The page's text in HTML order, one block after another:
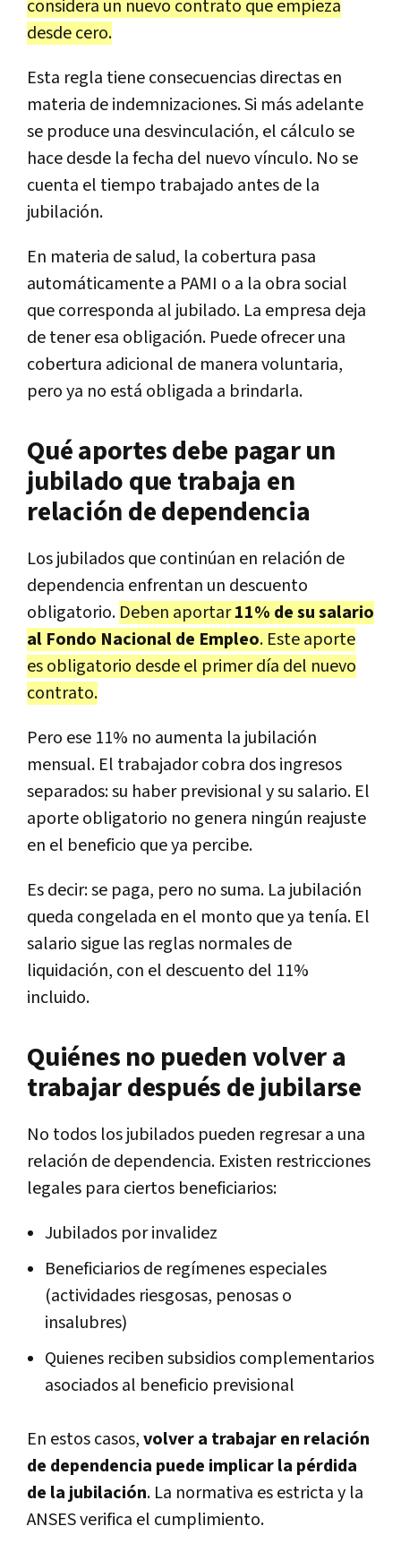
considera un nuevo contrato que empieza
desde cero.
Esta regla tiene consecuencias directas en
materia de indemnizaciones. Si más adelante
se produce una desvinculación, el cálculo se
hace desde la fecha del nuevo vínculo. No se
cuenta el tiempo trabajado antes de la
jubilación.
En materia de salud, la cobertura pasa
automáticamente a PAMI o a la obra social
que corresponda al jubilado. La empresa deja
de tener esa obligación. Puede ofrecer una
cobertura adicional de manera voluntaria,
pero ya no está obligada a brindarla.
Qué aportes debe pagar un
jubilado que trabaja en
relación de dependencia
Los jubilados que continúan en relación de
dependencia enfrentan un descuento
obligatorio. Deben aportar11% de su salario
al Fondo Nacional de Empleo. Este aporte
es obligatorio desde el primer día del nuevo
contrato.
Pero ese 11% no aumenta la jubilación
mensual. El trabajador cobra dos ingresos
separados: su haber previsional y su salario. El
aporte obligatorio no genera ningún reajuste
en el beneficio que ya percibe.
Es decir: se paga, pero no suma. La jubilación
queda congelada en el monto que ya tenía. El
salario sigue las reglas normales de
liquidación, con el descuento del 11%
incluido.
Quiénes no pueden volver a
trabajar después de jubilarse
No todos los jubilados pueden regresar a una
relación de dependencia. Existen restricciones
legales para ciertos beneficiarios:
Jubilados por invalidez
Beneficiarios de regímenes especiales
(actividades riesgosas, penosas o
insalubres)
Quienes reciben subsidios complementarios
asociados al beneficio previsional
En estos casos,volver a trabajar en relación
de dependencia puede implicar la pérdida
de la jubilación. La normativa es estricta y la
ANSES verifica el cumplimiento.